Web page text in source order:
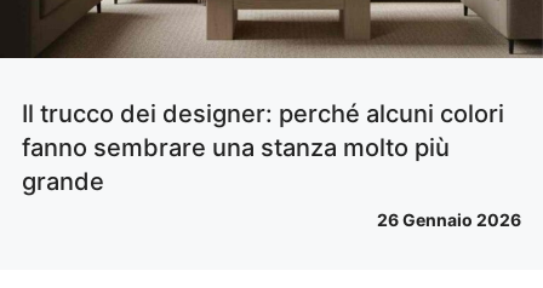
Il trucco dei designer: perché alcuni colori
fanno sembrare una stanza molto più
grande
26 Gennaio 2026